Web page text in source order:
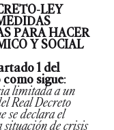
LEY
PARA HACER
Y SOCIAL
1 del
sigue:
limitada a un
Real Decreto
se declara el
situación de crisis